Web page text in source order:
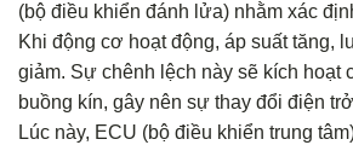
(bộ điều khiển đánh lửa) nhằm xác
Khi động cơ hoạt động, áp suất tăng,
giảm. Sự chênh lệch này sẽ kích hoạt
buồng kín, gây nên sự thay đổi điện
Lúc này, ECU (bộ điều khiển trung